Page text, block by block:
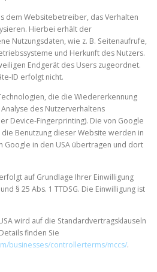
dem Websitebetreiber, das Verhalten
Hierbei erhält der
Nutzungsdaten, wie z. B. Seitenaufrufe,
und Herkunft des Nutzers.
Endgerät des Users zugeordnet.
ID erfolgt nicht.
die die Wiedererkennung
des Nutzerverhaltens
Device-Fingerprinting). Die von Google
Benutzung dieser Website werden in
Google in den USA übertragen und dort
auf Grundlage Ihrer Einwilligung
§ 25 Abs. 1 TTDSG. Die Einwilligung ist
wird auf die Standardvertragsklauseln
finden Sie
businesses/controllerterms/mccs/.